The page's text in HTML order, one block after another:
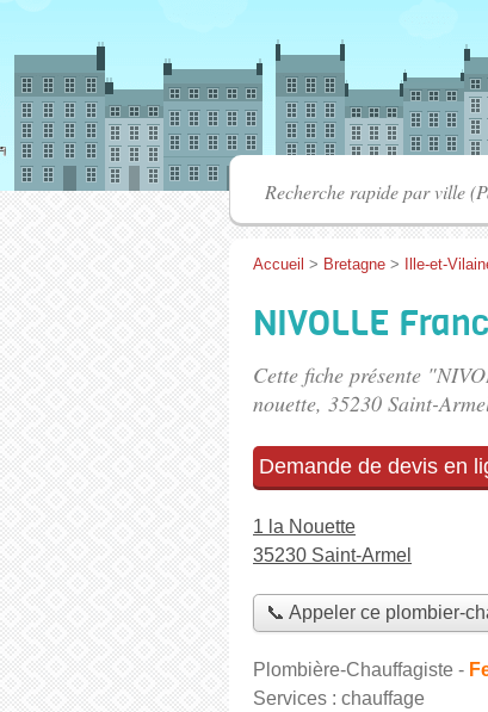
Accueil > Bretagne > Ille-et-
NIVOLLE
Cette fiche présente
nouette, 35230 Saint-
Demande de devis en
1 la Nouette
35230 Saint-Armel
📞 Appeler ce plombier-
Plombière-Chauffagiste -
Services : chauffage